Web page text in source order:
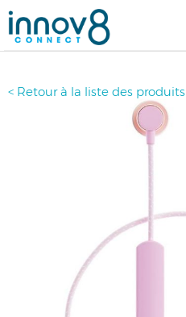
< Retour à la liste des produits